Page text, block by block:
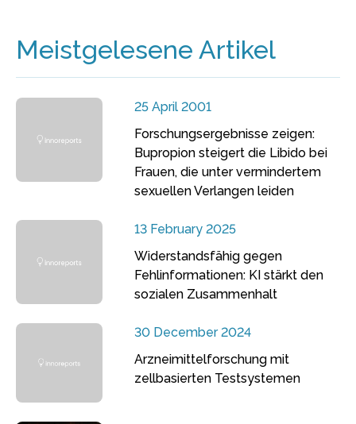
Meistgelesene Artikel
25 April 2001
Forschungsergebnisse zeigen:
Bupropion steigert die Libido bei
Frauen, die unter vermindertem
sexuellen Verlangen leiden
13 February 2025
Widerstandsfähig gegen
Fehlinformationen: KI stärkt den
sozialen Zusammenhalt
30 December 2024
Arzneimittelforschung mit
zellbasierten Testsystemen